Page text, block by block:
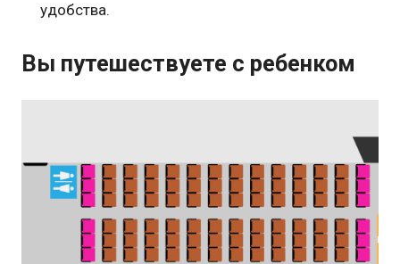
удобства.
Вы путешествуете с ребенком